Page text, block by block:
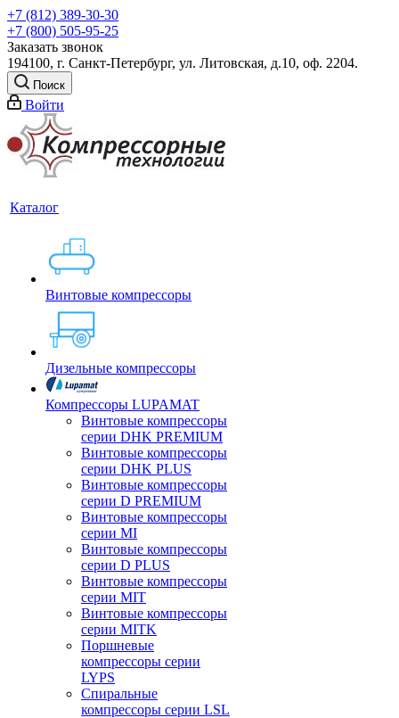
+7 (812) 389-30-30
+7 (800) 505-95-25
Заказать звонок
194100, г. Санкт-Петербург, ул. Литовская, д.10, оф. 2204.
Поиск
Войти
Каталог
Винтовые компрессоры
Дизельные компрессоры
Компрессоры LUPAMAT
Винтовые компрессоры
серии DHK PREMIUM
Винтовые компрессоры
серии DHK PLUS
Винтовые компрессоры
серии D PREMIUM
Винтовые компрессоры
серии MI
Винтовые компрессоры
серии D PLUS
Винтовые компрессоры
серии MIT
Винтовые компрессоры
серии MITK
Поршневые
компрессоры серии
LYPS
Спиральные
компрессоры серии LSL